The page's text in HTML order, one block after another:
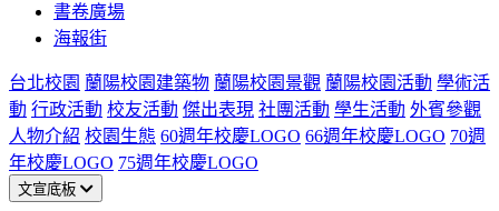
書卷廣場
海報街
台北校園 蘭陽校園建築物 蘭陽校園景觀 蘭陽校園活動 學術活
動 行政活動 校友活動 傑出表現 社團活動 學生活動 外賓參觀
人物介紹 校園生態 60週年校慶LOGO 66週年校慶LOGO 70週
年校慶LOGO 75週年校慶LOGO
文宣底板